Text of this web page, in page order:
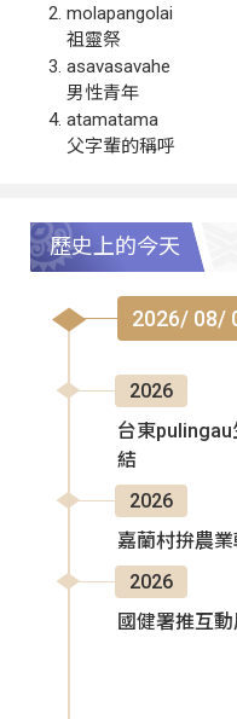
molapangolai
祖靈祭
asavasavahe
男性青年
atamatama
父字輩的稱呼
歷史上的今天
2026/ 08/
2026
台東pulingau
結
2026
嘉蘭村拚農
2026
國健署推互